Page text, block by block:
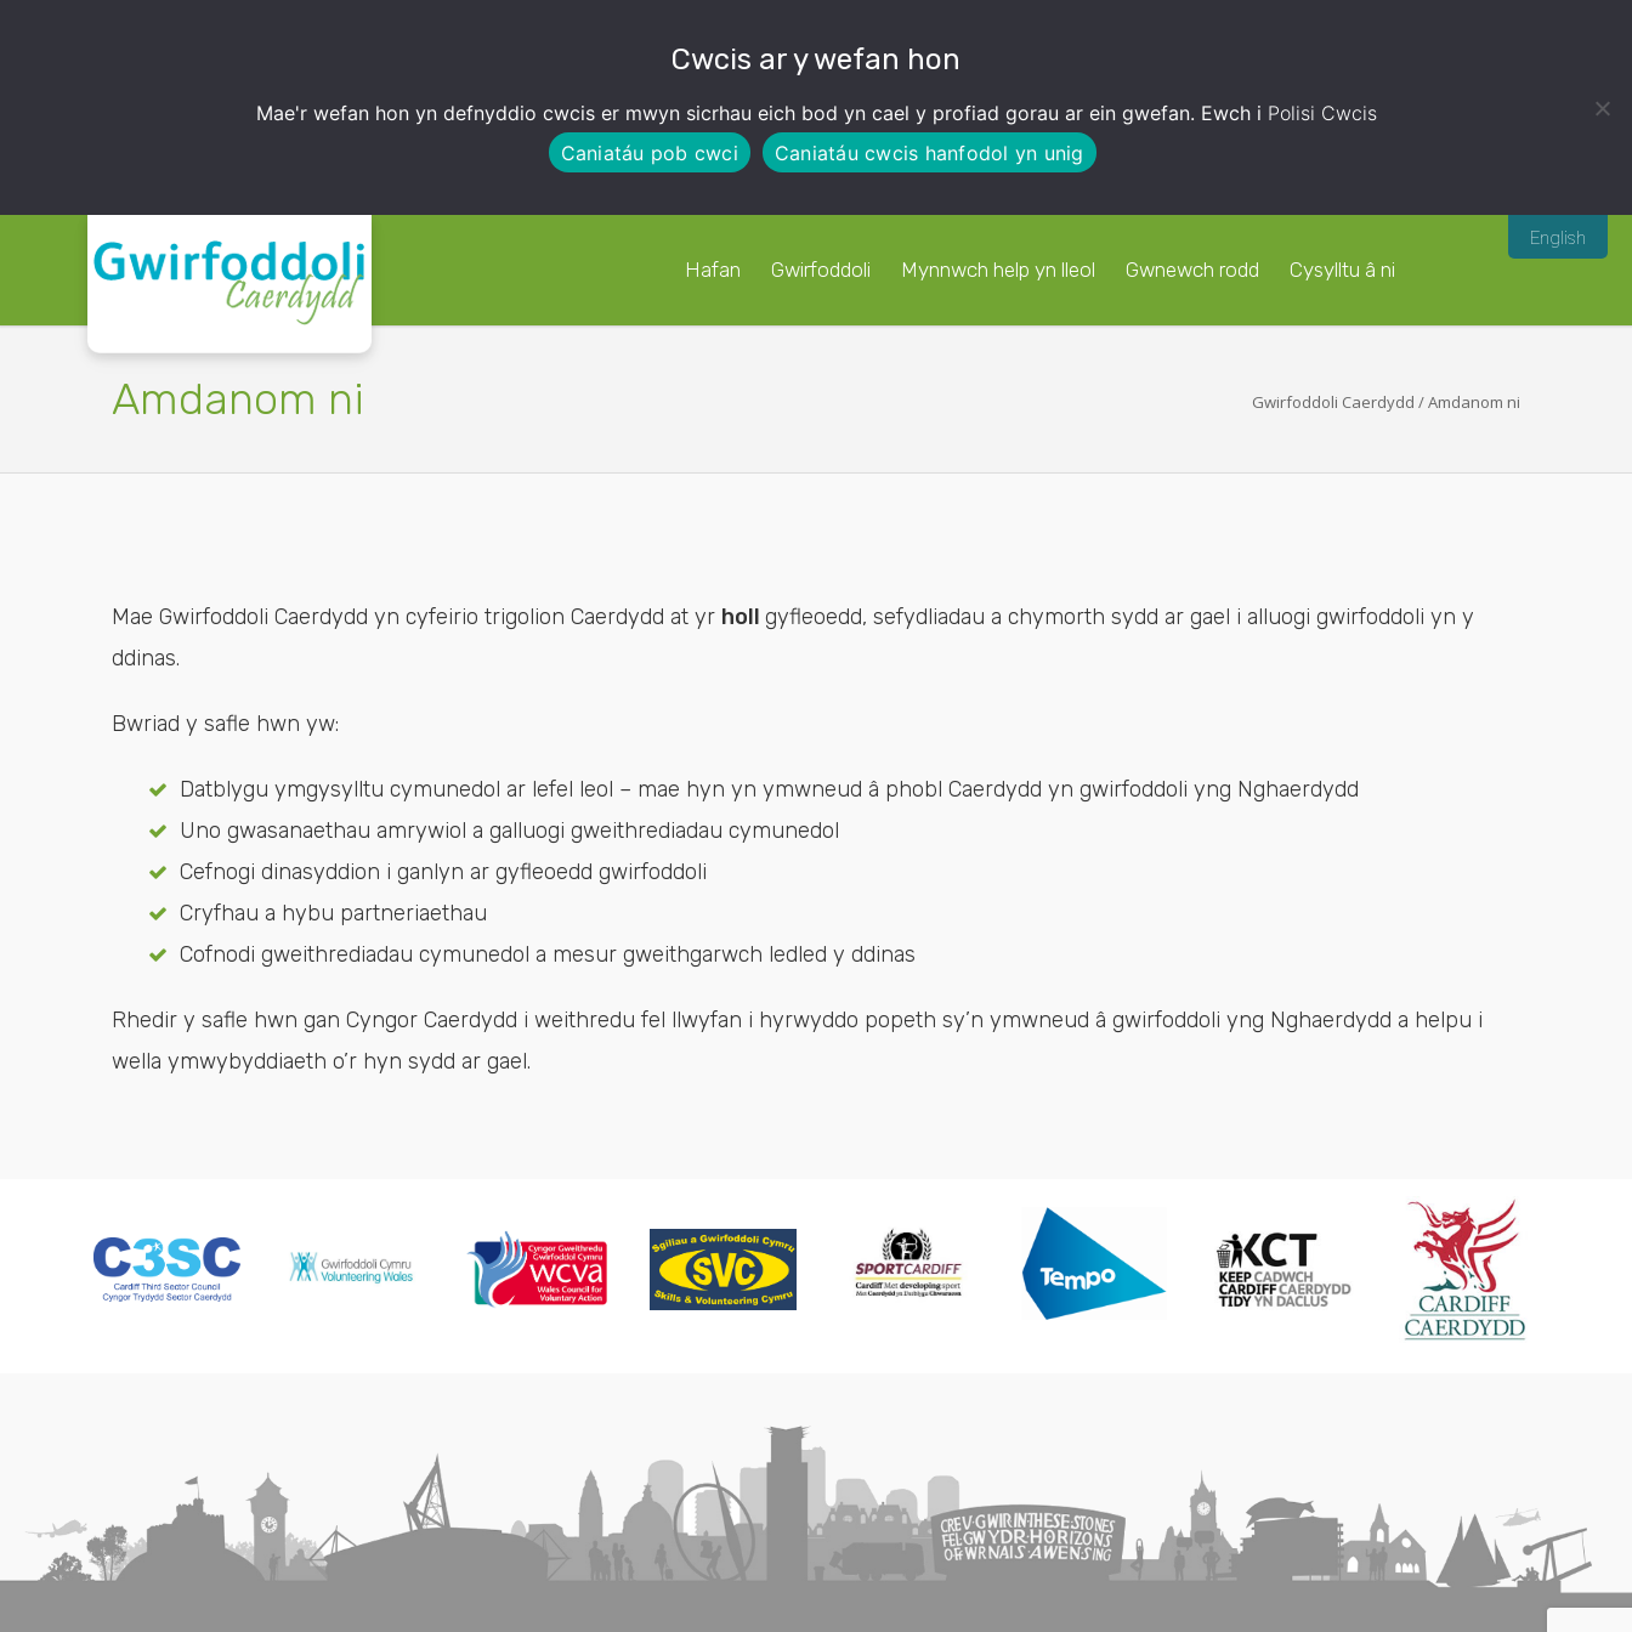
Cwcis ar y wefan hon
Mae'r wefan hon yn defnyddio cwcis er mwyn sicrhau eich bod yn cael y profiad gorau ar ein gwefan. Ewch i Polisi Cwcis
Caniatáu pob cwci
Caniatáu cwcis hanfodol yn unig
English
Hafan Gwirfoddoli Mynnwch help yn lleol Gwnewch rodd Cysylltu â ni
Amdanom ni Gwirfoddoli Caerdydd /Amdanom ni
Mae Gwirfoddoli Caerdydd yn cyfeirio trigolion Caerdydd at yr holl gyfleoedd, sefydliadau a chymorth sydd ar gael i alluogi gwirfoddoli yn y
ddinas.
Bwriad y safle hwn yw:
Datblygu ymgysylltu cymunedol ar lefel leol – mae hyn yn ymwneud â phobl Caerdydd yn gwirfoddoli yng Nghaerdydd
Uno gwasanaethau amrywiol a galluogi gweithrediadau cymunedol
Cefnogi dinasyddion i ganlyn ar gyfleoedd gwirfoddoli
Cryfhau a hybu partneriaethau
Cofnodi gweithrediadau cymunedol a mesur gweithgarwch ledled y ddinas
Rhedir y safle hwn gan Cyngor Caerdydd i weithredu fel llwyfan i hyrwyddo popeth sy’n ymwneud â gwirfoddoli yng Nghaerdydd a helpu i
wella ymwybyddiaeth o’r hyn sydd ar gael.